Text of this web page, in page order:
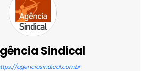
Sindical
agenciasindical.com.br